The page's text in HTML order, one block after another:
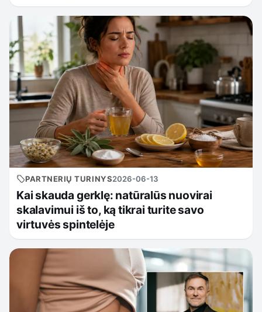
PARTNERIŲ TURINYS2026-06-13
Kai skauda gerklę: natūralūs nuovirai
skalavimui iš to, ką tikrai turite savo
virtuvės spintelėje